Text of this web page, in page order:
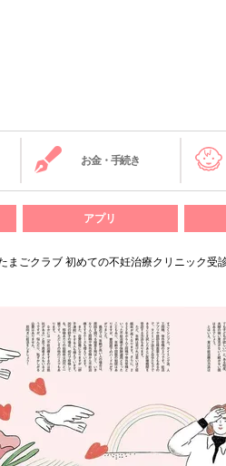
お金・手続き
アプリ
まごクラブ 初めての不妊治療クリニック